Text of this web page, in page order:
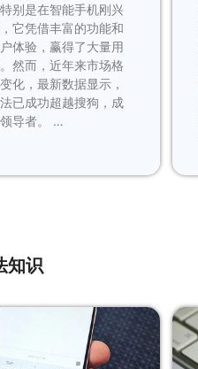
别是在智能手机刚兴
它凭借丰富的功能和
体验，赢得了大量用
然而，近年来市场格
化，最新数据显示，
已成功超越搜狗，成
导者。 …
知识